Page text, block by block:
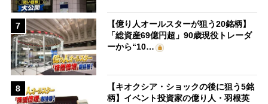
7
【億り人オールスターが狙う20銘柄】
「総資産69億円超」90歳現役トレーダ
ーから“10…
8
【キオクシア・ショックの後に狙う5銘
柄】イベント投資家の億り人・羽根英